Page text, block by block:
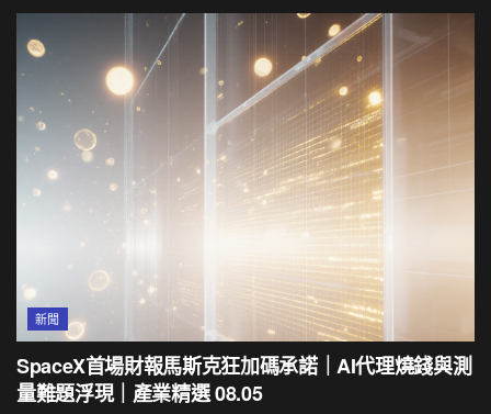
新聞
SpaceX首場財報馬斯克狂加碼承諾｜AI代理燒錢與測
量難題浮現｜產業精選 08.05